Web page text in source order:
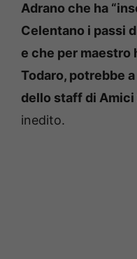
Adrano che ha
Celentano i passi
e che per maestro
Todaro, potrebbe
dello staff di Amici
inedito.